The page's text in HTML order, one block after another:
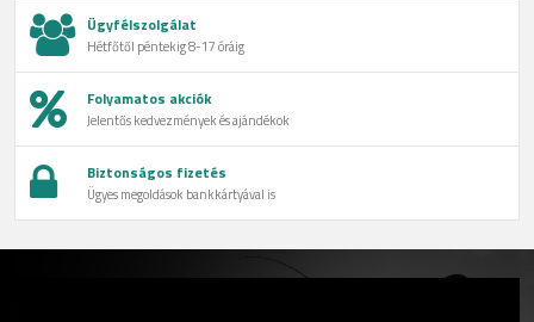
Ügyfélszolgálat
Hétfőtől péntekig 8-17 óráig
Folyamatos akciók
Jelentős kedvezmények és ajándékok
Biztonságos fizetés
Ügyes megoldások bankkártyával is